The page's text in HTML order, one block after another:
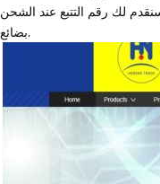
لك رقم التتبع عند الشحن
بضائع.